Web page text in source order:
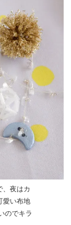
、夜はカ
愛い布地
のでキラ